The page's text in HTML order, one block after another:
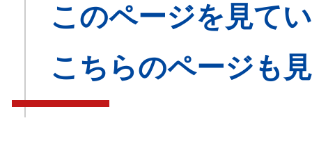
このページを見て
こちらのページも